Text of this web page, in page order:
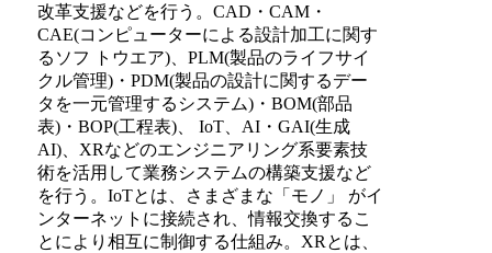
改革支援などを行う。CAD・CAM・
CAE(コンピューターによる設計加工に関す
るソフ トウエア)、PLM(製品のライフサイ
クル管理)・PDM(製品の設計に関するデー
タを一元管理するシステム)・BOM(部品
表)・BOP(工程表)、 IoT、AI・GAI(生成
AI)、XRなどのエンジニアリング系要素技
術を活用して業務システムの構築支援など
を行う。IoTとは、さまざまな「モノ」 がイ
ンターネットに接続され、情報交換するこ
とにより相互に制御する仕組み。XRとは、